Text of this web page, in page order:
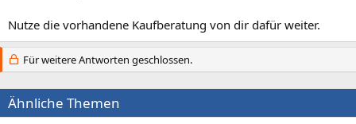
Nutze die vorhandene Kaufberatung von dir dafür weiter.
Für weitere Antworten geschlossen.
Ähnliche Themen